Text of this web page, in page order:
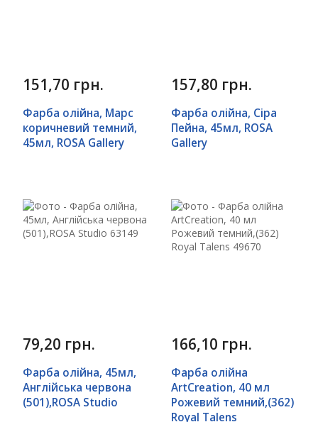
151,70 грн.
Фарба олійна, Марс
коричневий темний,
45мл, ROSA Gallery
157,80 грн.
Фарба олійна, Сіра
Пейна, 45мл, ROSA
Gallery
79,20 грн.
Фарба олійна, 45мл,
Англійська червона
(501),ROSA Studio
166,10 грн.
Фарба олійна
ArtCreation, 40 мл
Рожевий темний,(362)
Royal Talens